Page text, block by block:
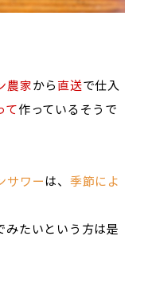
農家から直送で仕入
て作っているそうで
サワーは、 季節によ
みたいという方は是